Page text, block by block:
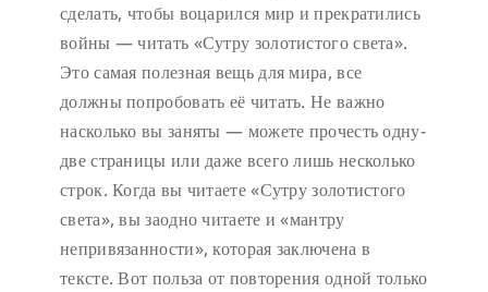
сделать, чтобы воцарился мир и прекратились
войны — читать «Сутру золотистого света».
Это самая полезная вещь для мира, все
должны попробовать её читать. Не важно
насколько вы заняты — можете прочесть одну-
две страницы или даже всего лишь несколько
строк. Когда вы читаете «Сутру золотистого
света», вы заодно читаете и «мантру
непривязанности», которая заключена в
тексте. Вот польза от повторения одной только